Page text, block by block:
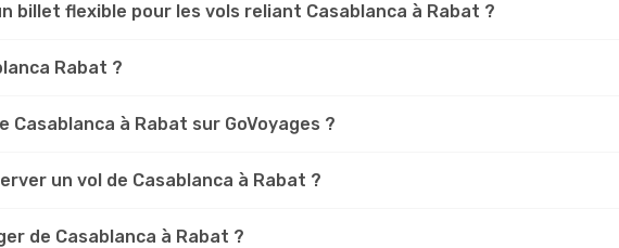
billet flexible pour les vols reliant Casablanca à Rabat ?
Rabat ?
à Rabat sur GoVoyages ?
un vol de Casablanca à Rabat ?
de Casablanca à Rabat ?